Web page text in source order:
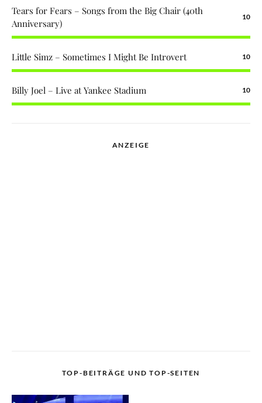
Tears for Fears – Songs from the Big Chair (40th
Anniversary)
10
Little Simz – Sometimes I Might Be Introvert 10
Billy Joel – Live at Yankee Stadium 10
ANZEIGE
TOP-BEITRÄGE UND TOP-SEITEN